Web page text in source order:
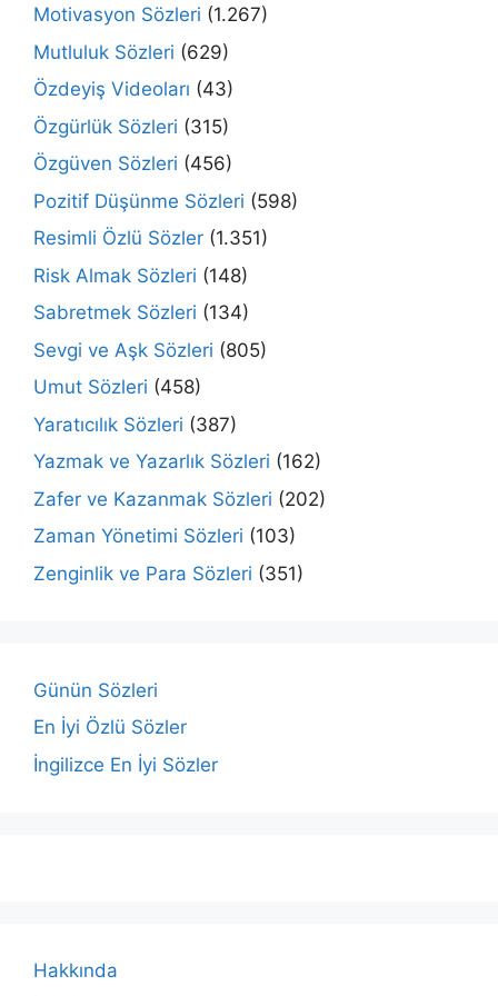
Motivasyon Sözleri (1.267)
Mutluluk Sözleri (629)
Özdeyiş Videoları (43)
Özgürlük Sözleri (315)
Özgüven Sözleri (456)
Pozitif Düşünme Sözleri (598)
Resimli Özlü Sözler (1.351)
Risk Almak Sözleri (148)
Sabretmek Sözleri (134)
Sevgi ve Aşk Sözleri (805)
Umut Sözleri (458)
Yaratıcılık Sözleri (387)
Yazmak ve Yazarlık Sözleri (162)
Zafer ve Kazanmak Sözleri (202)
Zaman Yönetimi Sözleri (103)
Zenginlik ve Para Sözleri (351)
Günün Sözleri
En İyi Özlü Sözler
İngilizce En İyi Sözler
Hakkında